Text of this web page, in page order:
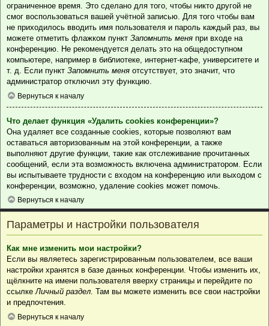
ограниченное время. Это сделано для того, чтобы никто другой не
смог воспользоваться вашей учётной записью. Для того чтобы вам
не приходилось вводить имя пользователя и пароль каждый раз, вы
можете отметить флажком пункт Запомнить меня при входе на
конференцию. Не рекомендуется делать это на общедоступном
компьютере, например в библиотеке, интернет-кафе, университете и
т. д. Если пункт Запомнить меня отсутствует, это значит, что
администратор отключил эту функцию.
Вернуться к началу
Что делает функция «Удалить cookies конференции»?
Она удаляет все созданные cookies, которые позволяют вам
оставаться авторизованным на этой конференции, а также
выполняют другие функции, такие как отслеживание прочитанных
сообщений, если эта возможность включена администратором. Если
вы испытываете трудности с входом на конференцию или выходом с
конференции, возможно, удаление cookies может помочь.
Вернуться к началу
Параметры и настройки пользователя
Как мне изменить мои настройки?
Если вы являетесь зарегистрированным пользователем, все ваши
настройки хранятся в базе данных конференции. Чтобы изменить их,
щёлкните на имени пользователя вверху страницы и перейдите по
ссылкеЛичный раздел. Там вы можете изменить все свои настройки
и предпочтения.
Вернуться к началу